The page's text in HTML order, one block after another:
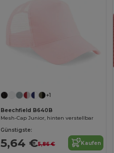
+1
Beechfield B640B
Mesh-Cap Junior, hinten verstellbar
Günstigste:
5,64 €5,86 € Kaufen